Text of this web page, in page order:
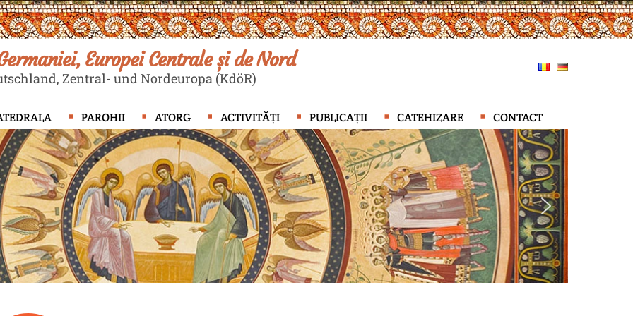
Europei Centrale și de Nord
Zentral- und Nordeuropa (KdöR)
PAROHII ATORG ACTIVITĂȚI PUBLICAȚII CATEHIZARE CONTACT